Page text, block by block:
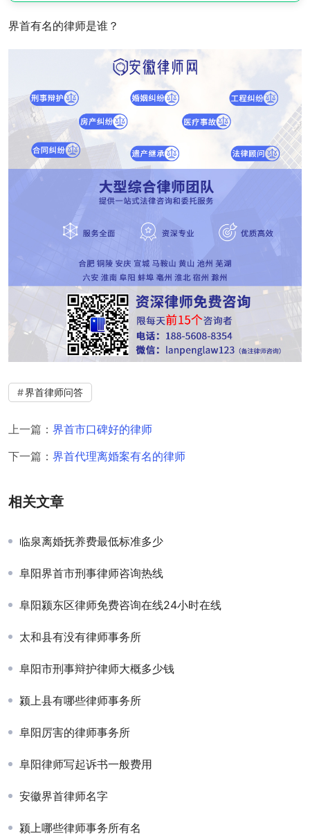
界首有名的律师是谁？
界首律师问答
上一篇： 界首市口碑好的律师
下一篇： 界首代理离婚案有名的律师
相关文章
临泉离婚抚养费最低标准多少
阜阳界首市刑事律师咨询热线
阜阳颍东区律师免费咨询在线24小时在线
太和县有没有律师事务所
阜阳市刑事辩护律师大概多少钱
颍上县有哪些律师事务所
阜阳厉害的律师事务所
阜阳律师写起诉书一般费用
安徽界首律师名字
颍上哪些律师事务所有名